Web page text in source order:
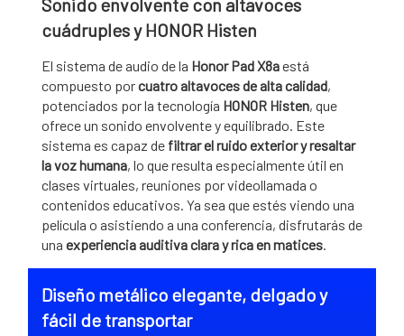
cuádruples y HONOR Histen
El sistema de audio de la Honor Pad X8aestá
compuesto porcuatro altavoces de alta calidad,
potenciados por la tecnología HONOR Histen, que
ofrece un sonido envolvente y equilibrado. Este
sistema es capaz de filtrar el ruido exterior y resaltar
la voz humana, lo que resulta especialmente útil en
clases virtuales, reuniones por videollamada o
contenidos educativos. Ya sea que estés viendo una
película o asistiendo a una conferencia, disfrutarás de
una experiencia auditiva clara y rica en matices
Diseño metálico elegante, delgado y
fácil de transportar